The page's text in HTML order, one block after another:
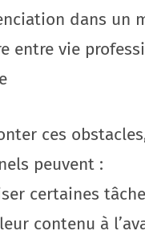
dans un
entre vie
ces
peuvent :
certaines
contenu à